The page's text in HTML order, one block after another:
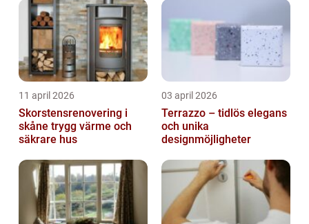
11 april 2026
Skorstensrenovering i
skåne trygg värme och
säkrare hus
03 april 2026
Terrazzo – tidlös elegans
och unika
designmöjligheter